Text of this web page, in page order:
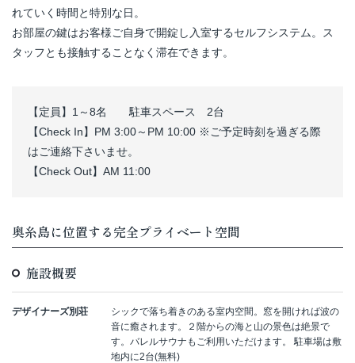
れていく時間と特別な日。
お部屋の鍵はお客様ご自身で開錠し入室するセルフシステム。ス
タッフとも接触することなく滞在できます。
【定員】1～8名 駐車スペース 2台
【Check In】PM 3:00～PM 10:00 ※ご予定時刻を過ぎる際
はご連絡下さいませ。
【Check Out】AM 11:00
奥糸島に位置する完全プライベート空間
施設概要
デザイナーズ別荘
シックで落ち着きのある室内空間。窓を開ければ波の
音に癒されます。２階からの海と山の景色は絶景で
す。バレルサウナもご利用いただけます。 駐車場は敷
地内に2台(無料)